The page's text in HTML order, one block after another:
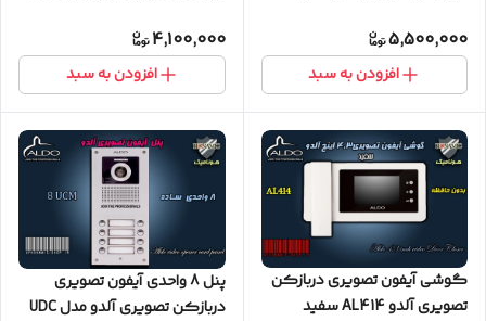
5,500,000
افزودن به سبد
4,100,000
افزودن به سبد
گوشی آیفون تصویری دربازکن
تصویری آلدو AL414 سفید
پنل 8 واحدی آیفون تصویری
دربازکن تصویری آلدو مدل UDC